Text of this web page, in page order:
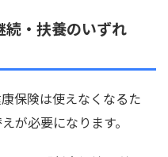
・扶養のいずれ
保険は使えなくなるた
が必要になります。